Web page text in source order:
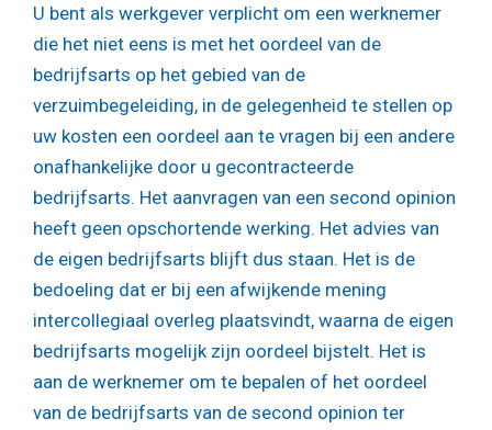
U bent als werkgever verplicht om een werknemer
die het niet eens is met het oordeel van de
bedrijfsarts op het gebied van de
verzuimbegeleiding, in de gelegenheid te stellen op
uw kosten een oordeel aan te vragen bij een andere
onafhankelijke door u gecontracteerde
bedrijfsarts. Het aanvragen van een second opinion
heeft geen opschortende werking. Het advies van
de eigen bedrijfsarts blijft dus staan. Het is de
bedoeling dat er bij een afwijkende mening
intercollegiaal overleg plaatsvindt, waarna de eigen
bedrijfsarts mogelijk zijn oordeel bijstelt. Het is
aan de werknemer om te bepalen of het oordeel
van de bedrijfsarts van de second opinion ter